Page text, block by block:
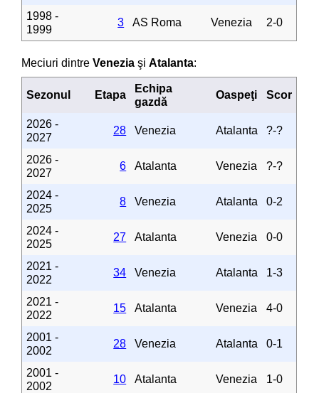
1998 -
1999
3 AS Roma Venezia 2-0
Meciuri dintreVenezia şiAtalanta:
Sezonul Etapa
Echipa
gazdă
Oaspeţi Scor
2026 -
2027
28 Venezia Atalanta ?-?
2026 -
2027
6 Atalanta Venezia ?-?
2024 -
2025
8 Venezia Atalanta 0-2
2024 -
2025
27 Atalanta Venezia 0-0
2021 -
2022
34 Venezia Atalanta 1-3
2021 -
2022
15 Atalanta Venezia 4-0
2001 -
2002
28 Venezia Atalanta 0-1
2001 -
2002
10 Atalanta Venezia 1-0